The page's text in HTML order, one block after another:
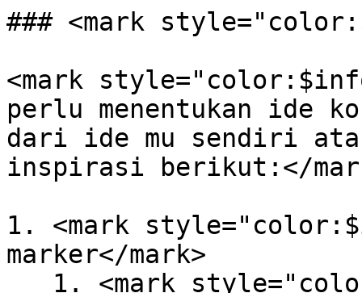
### <mark
<mark
perlu menentukan ide
dari ide mu sendiri
inspirasi berikut:</
1. <mark
marker</mark>